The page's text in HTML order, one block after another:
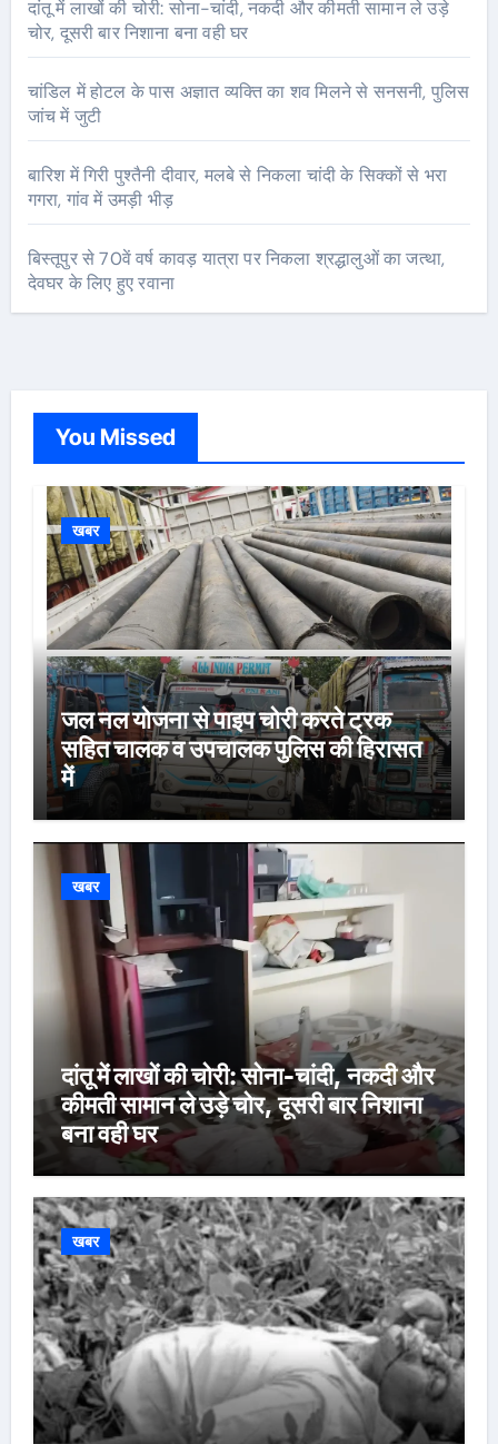
दांतू में लाखों की चोरी: सोना-चांदी, नकदी और कीमती सामान ले उड़े
चोर, दूसरी बार निशाना बना वही घर
चांडिल में होटल के पास अज्ञात व्यक्ति का शव मिलने से सनसनी, पुलिस
जांच में जुटी
बारिश में गिरी पुश्तैनी दीवार, मलबे से निकला चांदी के सिक्कों से भरा
गगरा, गांव में उमड़ी भीड़
बिस्तूपुर से 70वें वर्ष कावड़ यात्रा पर निकला श्रद्धालुओं का जत्था,
देवघर के लिए हुए रवाना
You Missed
खबर
जल नल योजना से पाइप चोरी करते ट्रक
सहित चालक व उपचालक पुलिस की हिरासत
में
खबर
दांतू में लाखों की चोरी: सोना-चांदी, नकदी और
कीमती सामान ले उड़े चोर, दूसरी बार निशाना
बना वही घर
खबर